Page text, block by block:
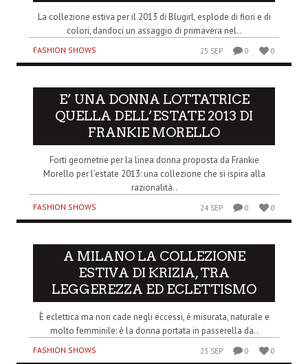
La collezione estiva per il 2013 di Blugirl, esplode di fiori e di
colori, dandoci un assaggio di primavera nel..
FASHION SHOWS 25 SEP 0 0
E’ UNA DONNA LOTTATRICE
QUELLA DELL’ESTATE 2013 DI
FRANKIE MORELLO
Forti geometrie per la linea donna proposta da Frankie
Morello per l’estate 2013: una collezione che si ispira alla
razionalità..
FASHION SHOWS 24 SEP 0 0
A MILANO LA COLLEZIONE
ESTIVA DI KRIZIA, TRA
LEGGEREZZA ED ECLETTISMO
È eclettica ma non cade negli eccessi, è misurata, naturale e
molto femminile: è la donna portata in passerella da..
FASHION SHOWS 23 SEP 0 0